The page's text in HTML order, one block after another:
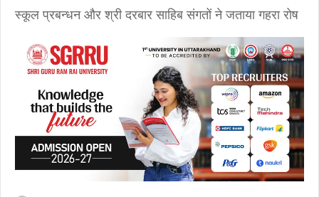
स्कूल प्रबन्धन और श्री दरबार साहिब संगतों ने जताया गहरा रोष